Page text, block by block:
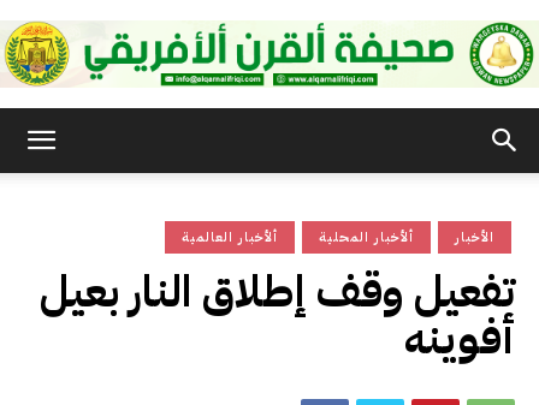
القرنألأخبار العالمية ألأخبار المحلية الأخبار
تفعيل وقف إطلاق النار بعيل
أفوينه